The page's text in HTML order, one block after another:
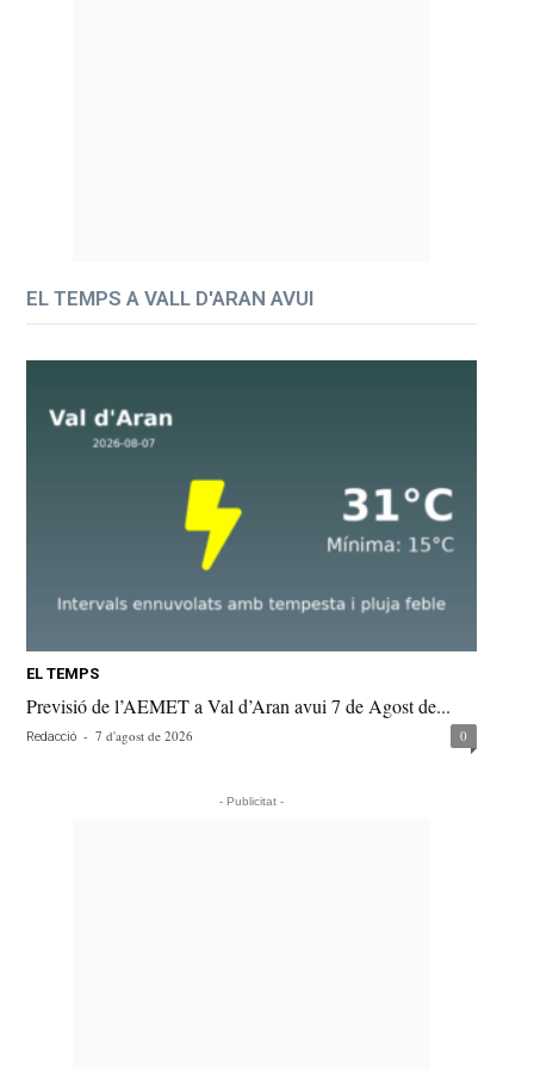
EL TEMPS A VALL D'ARAN AVUI
EL TEMPS
Previsió de l’AEMET a Val d’Aran avui 7 de Agost de...
Redacció - 7 d'agost de 2026 0
- Publicitat -